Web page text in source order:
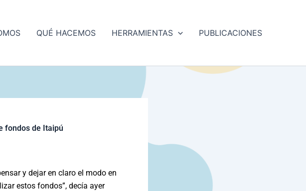
QUÉ HACEMOS HERRAMIENTAS PUBLICACIONES
fondos de Itaipú
y dejar en claro el modo en
estos fondos”, decía ayer